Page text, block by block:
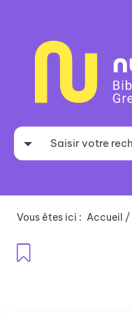
recherche
Vous êtes ici : Accueil /